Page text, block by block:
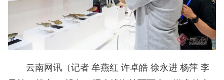
云南网讯（记者 牟燕红 许卓皓 徐永进 杨萍 李